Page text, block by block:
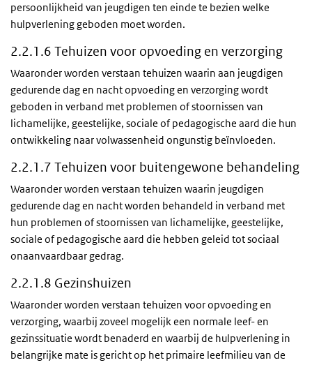
persoonlijkheid van jeugdigen ten einde te bezien welke
hulpverlening geboden moet worden.
2.2.1.6 Tehuizen voor opvoeding en verzorging
Waaronder worden verstaan tehuizen waarin aan jeugdigen
gedurende dag en nacht opvoeding en verzorging wordt
geboden in verband met problemen of stoornissen van
lichamelijke, geestelijke, sociale of pedagogische aard die hun
ontwikkeling naar volwassenheid ongunstig beïnvloeden.
2.2.1.7 Tehuizen voor buitengewone behandeling
Waaronder worden verstaan tehuizen waarin jeugdigen
gedurende dag en nacht worden behandeld in verband met
hun problemen of stoornissen van lichamelijke, geestelijke,
sociale of pedagogische aard die hebben geleid tot sociaal
onaanvaardbaar gedrag.
2.2.1.8 Gezinshuizen
Waaronder worden verstaan tehuizen voor opvoeding en
verzorging, waarbij zoveel mogelijk een normale leef- en
gezinssituatie wordt benaderd en waarbij de hulpverlening in
belangrijke mate is gericht op het primaire leefmilieu van de